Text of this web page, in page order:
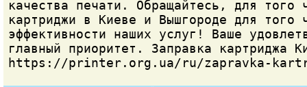
качества печати. Обращайтесь, для того
картриджи в Киеве и Вышгороде для того
эффективности наших услуг! Ваше
главный приоритет. Заправка картриджа
https://printer.org.ua/ru/zapravka-